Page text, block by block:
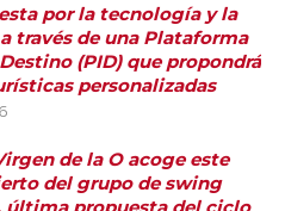
por la tecnología y la
través de una Plataforma
(PID) que propondrá
personalizadas
de la O acoge este
del grupo de swing
última propuesta del ciclo